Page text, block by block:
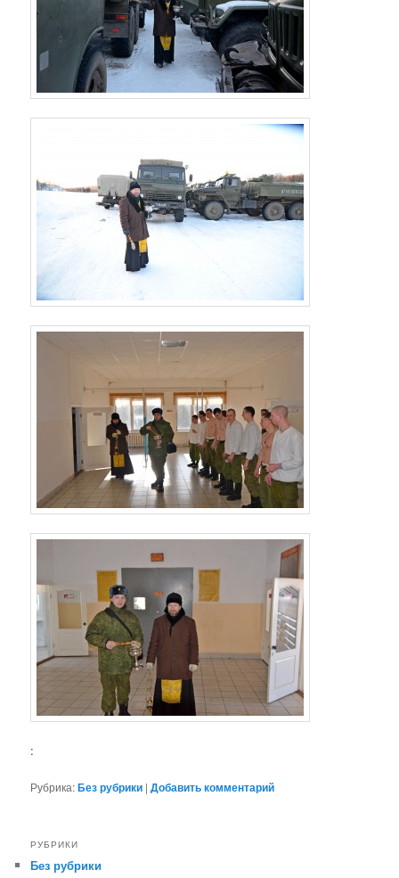
:
Рубрика:Без рубрики |Добавить комментарий
РУБРИКИ
Без рубрики